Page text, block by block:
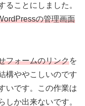
ることにしました。
の管理画面
フォームのリンクを
構ややこしいのです
いです。この作業は
しか出来ないです。